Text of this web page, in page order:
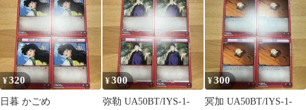
キケース付き
¥320
日暮 かごめ
¥300
弥勒 UA50BT/IYS-1-
¥300
冥加 UA50BT/IYS-1-